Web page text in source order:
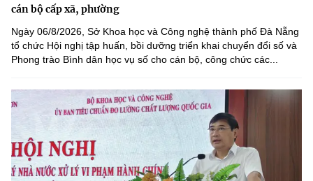
cán bộ cấp xã, phường
Ngày 06/8/2026, Sở Khoa học và Công nghệ thành phố Đà Nẵng
tổ chức Hội nghị tập huấn, bồi dưỡng triển khai chuyển đổi số và
Phong trào Bình dân học vụ số cho cán bộ, công chức các...